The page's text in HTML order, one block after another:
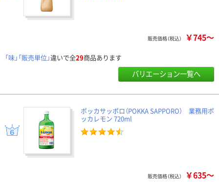
販売価格（税込） ￥745～
「味」「販売単位」違いで全29商品あります
バリエーション一覧へ
ポッカサッポロ（POKKA SAPPORO） 業務用ポ
ッカレモン 720ml
販売価格（税込） ￥635～